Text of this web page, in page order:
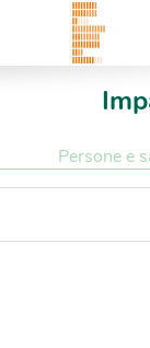
Persone e